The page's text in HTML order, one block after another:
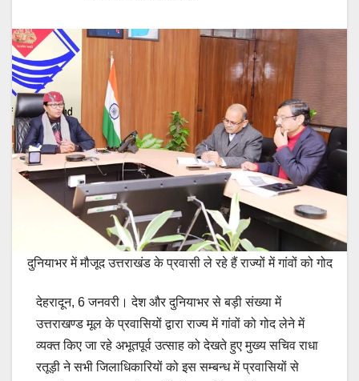
दुनियाभर में मौजूद उत्तराखंड के प्रवासी ले रहे हैं राज्यों में गांवों को गोद
देहरादून, 6 जनवरी। देश और दुनियाभर से बड़ी संख्या में
उत्तराखण्ड मूल के प्रवासियों द्वारा राज्य में गांवों को गोद लेने में
व्यक्त किए जा रहे अभूतपूर्व उत्साह को देखते हुए मुख्य सचिव राधा
रतूड़ी ने सभी जिलाधिकारियों को इस सम्बन्ध में प्रवासियों से